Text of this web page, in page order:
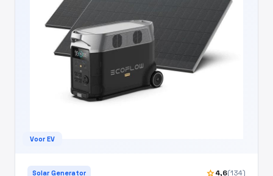
Voor EV
Solar Generator star4,6(134)